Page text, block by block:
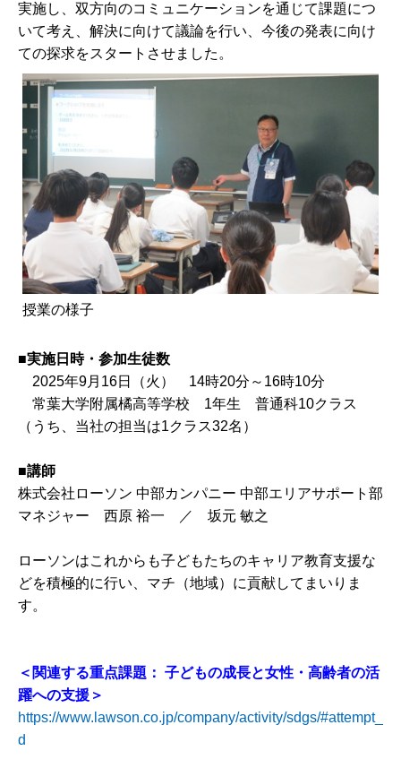
実施し、双方向のコミュニケーションを通じて課題につ
いて考え、解決に向けて議論を行い、今後の発表に向け
ての探求をスタートさせました。
授業の様子
■実施日時・参加生徒数
2025年9月16日（火） 14時20分～16時10分
常葉大学附属橘高等学校 1年生 普通科10クラス
（うち、当社の担当は1クラス32名）
■講師
株式会社ローソン 中部カンパニー 中部エリアサポート部
マネジャー 西原 裕一 ／ 坂元 敏之
ローソンはこれからも子どもたちのキャリア教育支援な
どを積極的に行い、マチ（地域）に貢献してまいりま
す。
＜関連する重点課題： 子どもの成長と女性・高齢者の活
躍への支援＞
https://www.lawson.co.jp/company/activity/sdgs/#attempt_
d